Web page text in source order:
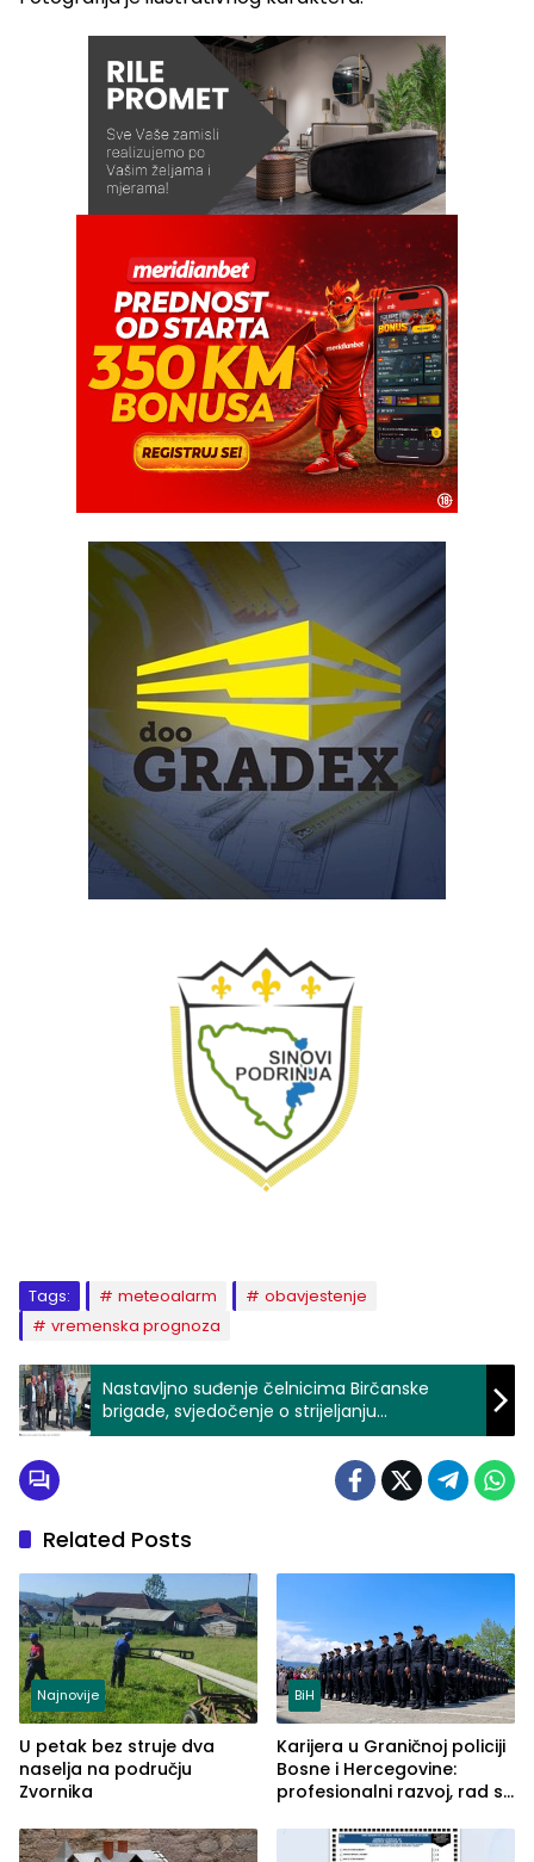
Tags: meteoalarm
obavjestenje
vremenska prognoza
Nastavljno suđenje čelnicima Birčanske
brigade, svjedočenje o strijeljanju
zarobljenika kod Ašimove rupe
Related Posts
Najnovije
U petak bez struje dva
naselja na području
Zvornika
BiH
Karijera u Graničnoj policiji
Bosne i Hercegovine:
profesionalni razvoj, rad sa
služba građanima